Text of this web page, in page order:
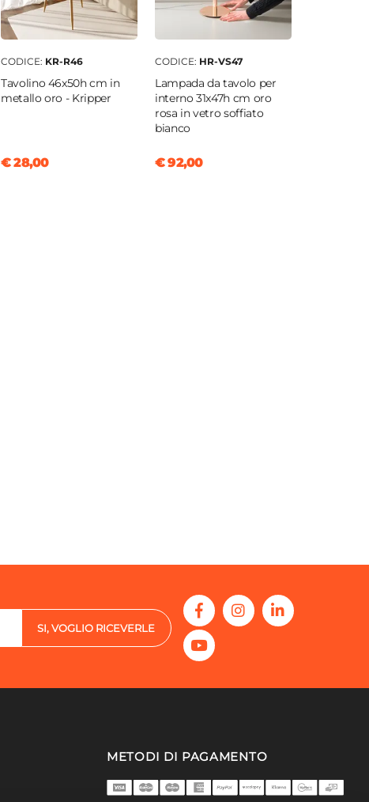
CODICE: KR-R46
Tavolino 46x50h cm in
metallo oro - Kripper
€ 28,00
CODICE: HR-VS47
Lampada da tavolo per
interno 31x47h cm oro
rosa in vetro soffiato
bianco
€ 92,00
SI, VOGLIO RICEVERLE
METODI DI PAGAMENTO